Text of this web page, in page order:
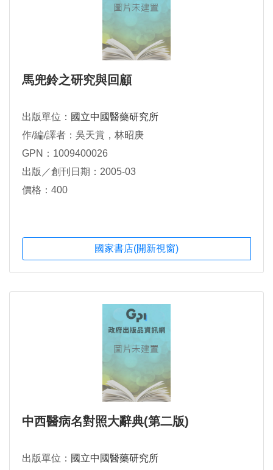
馬兜鈴之研究與回顧
出版單位： 國立中國醫藥研究所
作/編/譯者：吳天賞，林昭庚
GPN：1009400026
出版／創刊日期：2005-03
價格：400
國家書店(開新視窗)
中西醫病名對照大辭典(第二版)
出版單位： 國立中國醫藥研究所